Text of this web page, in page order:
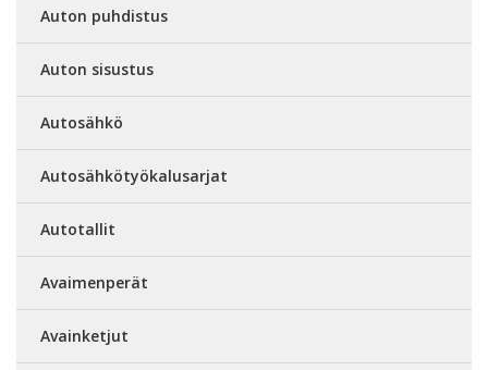
Auton puhdistus
Auton sisustus
Autosähkö
Autosähkötyökalusarjat
Autotallit
Avaimenperät
Avainketjut